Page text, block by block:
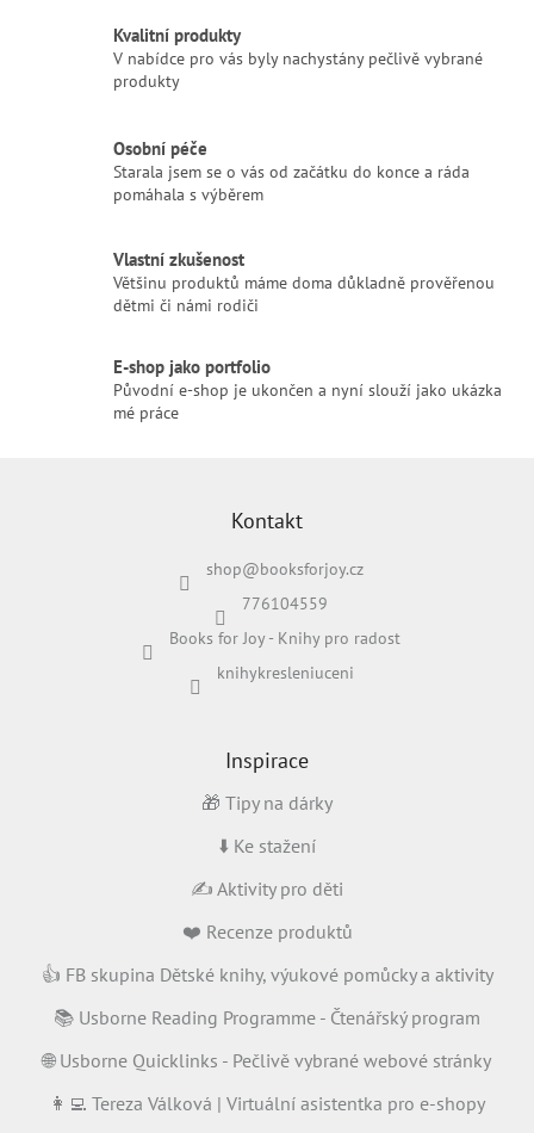
Kvalitní produkty
V nabídce pro vás byly nachystány pečlivě vybrané
produkty
Osobní péče
Starala jsem se o vás od začátku do konce a ráda
pomáhala s výběrem
Vlastní zkušenost
Většinu produktů máme doma důkladně prověřenou
dětmi či námi rodiči
E-shop jako portfolio
Původní e-shop je ukončen a nyní slouží jako ukázka
mé práce
Kontakt
shop@booksforjoy.cz
776104559
Books for Joy - Knihy pro radost
knihykresleniuceni
Inspirace
🎁 Tipy na dárky
⬇️ Ke stažení
✍️ Aktivity pro děti
❤️ Recenze produktů
👍 FB skupina Dětské knihy, výukové pomůcky a aktivity
📚 Usborne Reading Programme - Čtenářský program
🌐 Usborne Quicklinks - Pečlivě vybrané webové stránky
👩‍💻 Tereza Válková | Virtuální asistentka pro e-shopy